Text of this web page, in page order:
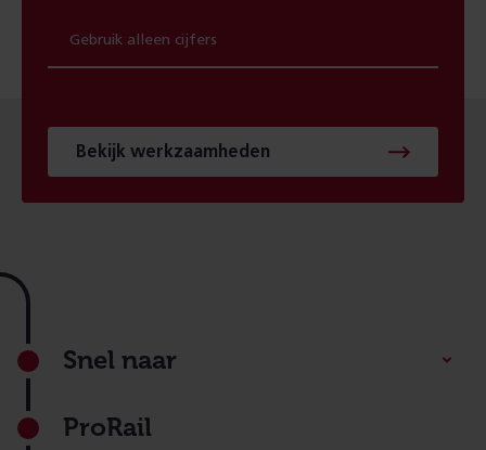
Bekijk werkzaamheden
Footer
Snel naar
ProRail